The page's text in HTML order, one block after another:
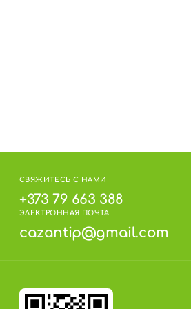
СВЯЖИТЕСЬ С НАМИ
+373 79 663 388
ЭЛЕКТРОННАЯ ПОЧТА
cazantip@gmail.com